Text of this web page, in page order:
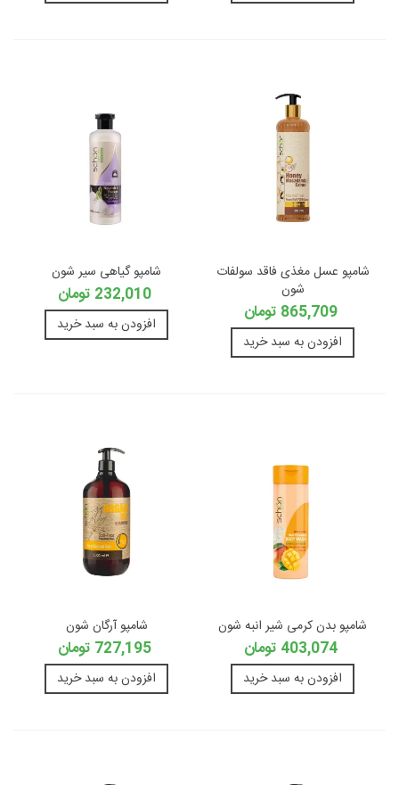
شامپو عسل مغذی فاقد سولفات
شون
865,709 تومان
افزودن به سبد خرید
شامپو گیاهی سیر شون
232,010 تومان
افزودن به سبد خرید
شامپو بدن کرمی شیر انبه شون
403,074 تومان
افزودن به سبد خرید
شامپو آرگان شون
727,195 تومان
افزودن به سبد خرید